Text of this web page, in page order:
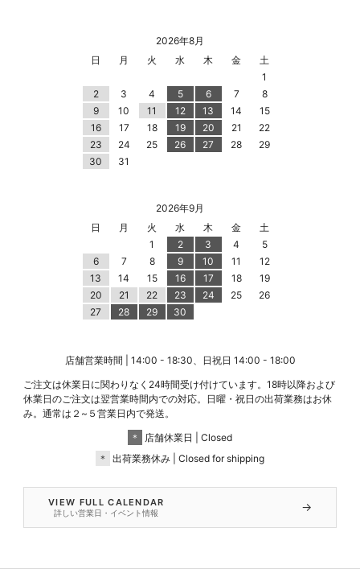
2026年8月
日
月 火 水 木 金
土
1
2
3 4 5 6 7
8
9
10 11 12 13 14
15
16
17 18 19 20 21
22
23
24 25 26 27 28
29
30
31
2026年9月
日
月 火 水 木 金
土
1
2 3 4
5
6
7 8 9 10 11
12
13
14 15 16 17 18
19
20
21 22 23 24 25
26
27
28 29 30
店舗営業時間 | 14:00 - 18:30、日祝日 14:00 - 18:00
ご注文は休業日に関わりなく24時間受け付けています。18時以降および
休業日のご注文は翌営業時間内での対応。日曜・祝日の出荷業務はお休
み。通常は２~５営業日内で発送。
＊
店舗休業日 | Closed
＊
出荷業務休み | Closed for shipping
VIEW FULL CALENDAR
詳しい営業日・イベント情報 →